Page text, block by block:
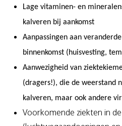
Lage vitaminen- en
kalveren bij aankomst
Aanpassingen aan
binnenkomst (huisvesting,
Aanwezigheid van
(dragers!), die de weerstand
kalveren, maar ook andere
Voorkomende ziekten in